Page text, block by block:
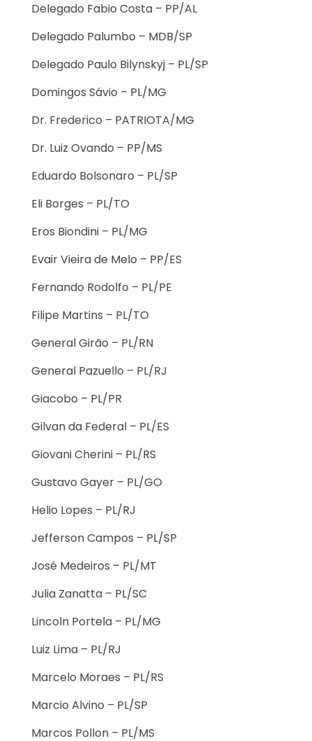
Delegado Fabio Costa – PP/AL
Delegado Palumbo – MDB/SP
Delegado Paulo Bilynskyj – PL/SP
Domingos Sávio – PL/MG
Dr. Frederico – PATRIOTA/MG
Dr. Luiz Ovando – PP/MS
Eduardo Bolsonaro – PL/SP
Eli Borges – PL/TO
Eros Biondini – PL/MG
Evair Vieira de Melo – PP/ES
Fernando Rodolfo – PL/PE
Filipe Martins – PL/TO
General Girão – PL/RN
General Pazuello – PL/RJ
Giacobo – PL/PR
Gilvan da Federal – PL/ES
Giovani Cherini – PL/RS
Gustavo Gayer – PL/GO
Helio Lopes – PL/RJ
Jefferson Campos – PL/SP
José Medeiros – PL/MT
Julia Zanatta – PL/SC
Lincoln Portela – PL/MG
Luiz Lima – PL/RJ
Marcelo Moraes – PL/RS
Marcio Alvino – PL/SP
Marcos Pollon – PL/MS